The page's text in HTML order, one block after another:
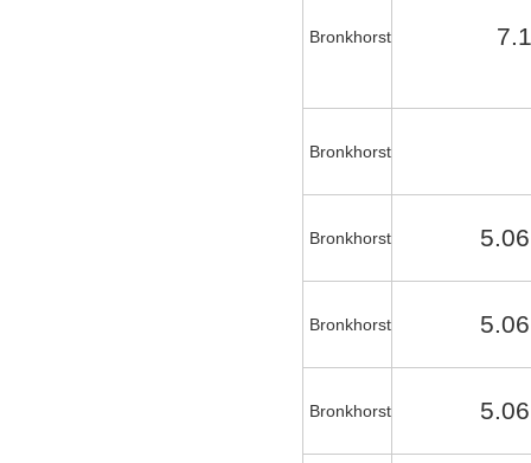
Bronkhorst
Bronkhorst
Bronkhorst
Bronkhorst
Bronkhorst